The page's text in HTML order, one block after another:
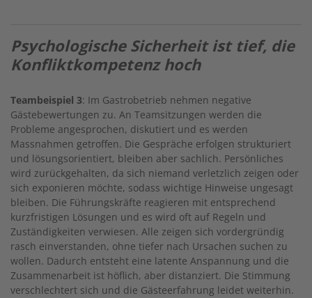
Psychologische Sicherheit ist tief, die
Konfliktkompetenz hoch
Teambeispiel 3: Im Gastrobetrieb nehmen negative
Gästebewertungen zu. An Teamsitzungen werden die
Probleme angesprochen, diskutiert und es werden
Massnahmen getroffen. Die Gespräche erfolgen strukturiert
und lösungsorientiert, bleiben aber sachlich. Persönliches
wird zurückgehalten, da sich niemand verletzlich zeigen oder
sich exponieren möchte, sodass wichtige Hinweise ungesagt
bleiben. Die Führungskräfte reagieren mit entsprechend
kurzfristigen Lösungen und es wird oft auf Regeln und
Zuständigkeiten verwiesen. Alle zeigen sich vordergründig
rasch einverstanden, ohne tiefer nach Ursachen suchen zu
wollen. Dadurch entsteht eine latente Anspannung und die
Zusammenarbeit ist höflich, aber distanziert. Die Stimmung
verschlechtert sich und die Gästeerfahrung leidet weiterhin.